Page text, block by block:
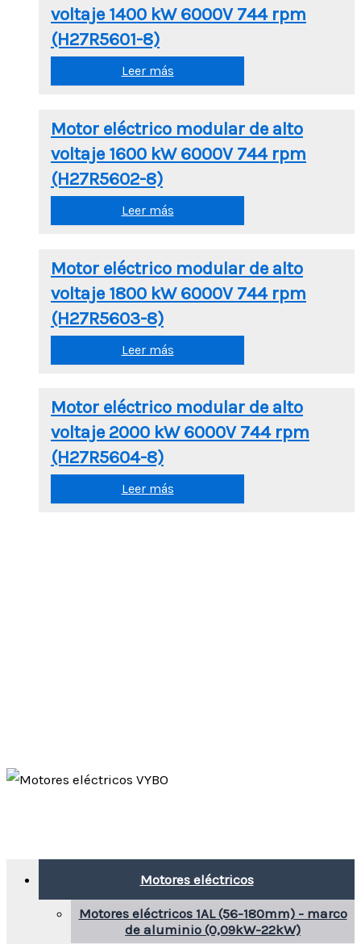
Motores eléctricos
Motores eléctricos 1AL (56-180mm) - marco
de aluminio (0,09kW-22kW)
voltaje 1400 kW 6000V 744 rpm
(H27R5601-8)
Leer más
Motor eléctrico modular de alto
voltaje 1600 kW 6000V 744 rpm
(H27R5602-8)
Leer más
Motor eléctrico modular de alto
voltaje 1800 kW 6000V 744 rpm
(H27R5603-8)
Leer más
Motor eléctrico modular de alto
voltaje 2000 kW 6000V 744 rpm
(H27R5604-8)
Leer más